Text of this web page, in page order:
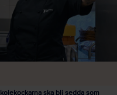
ska bli sedda som